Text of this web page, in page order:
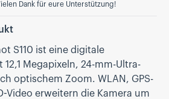
Dank für eure Unterstützung!
S110 ist eine digitale
12,1 Megapixeln, 24-mm-Ultra-
optischem Zoom. WLAN, GPS-
Video erweitern die Kamera um